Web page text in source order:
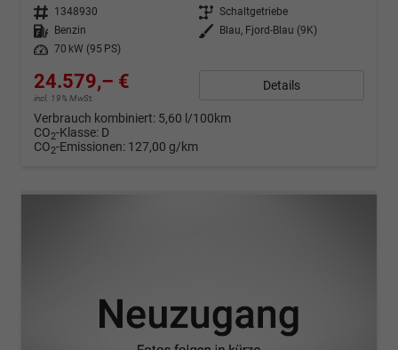
Fahrzeugnr. 1348930 Getriebe Schaltgetriebe
Kraftstoff
Benzin Außenfarbe
Blau, Fjord-Blau (9K)
Leistung
70 kW (95 PS)
24.579,– €
incl. 19% MwSt.
Details
Verbrauch kombiniert: 5,60 l/100km
CO2-Klasse: D
CO2-Emissionen: 127,00 g/km